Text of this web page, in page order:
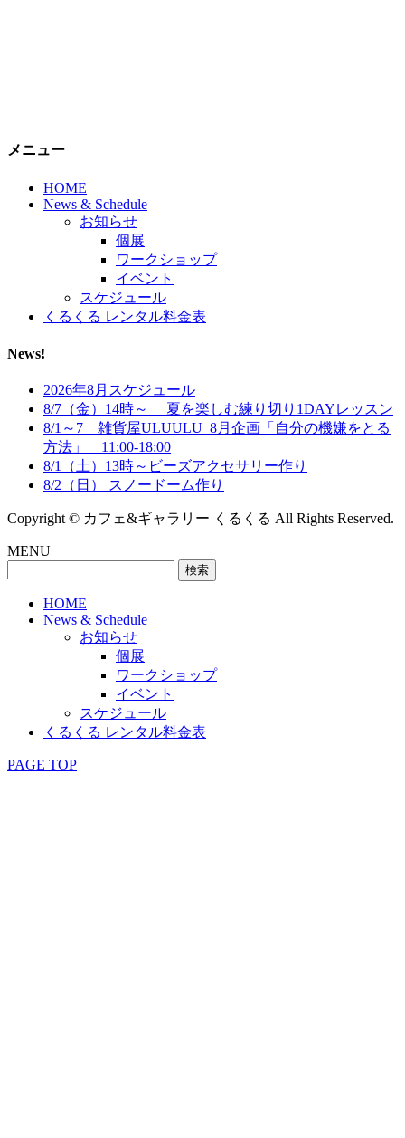
メニュー
HOME
News & Schedule
お知らせ
個展
ワークショップ
イベント
スケジュール
くるくる レンタル料金表
News!
2026年8月スケジュール
8/7（金）14時～ 夏を楽しむ練り切り1DAYレッスン
8/1～7 雑貨屋ULUULU_8月企画「自分の機嫌をとる
方法」 11:00-18:00
8/1（土）13時～ビーズアクセサリー作り
8/2（日） スノードーム作り
Copyright © カフェ&ギャラリー くるくる All Rights Reserved.
MENU
HOME
News & Schedule
お知らせ
個展
ワークショップ
イベント
スケジュール
くるくる レンタル料金表
PAGE TOP